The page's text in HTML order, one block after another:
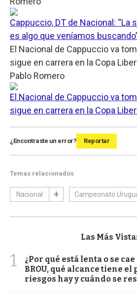
Cappuccio, DT de Nacional: “La
es algo que veníamos
El Nacional de Cappuccio va
sigue en carrera en la Copa
Pablo Romero
El Nacional de Cappuccio va
sigue en carrera en la Copa
¿Encontraste un error? Reportar
Temas relacionados
Nacional Campeonato
Las Más
1
¿Por qué está lenta o se
BROU, qué alcance tiene el
riesgos hay y cuándo se